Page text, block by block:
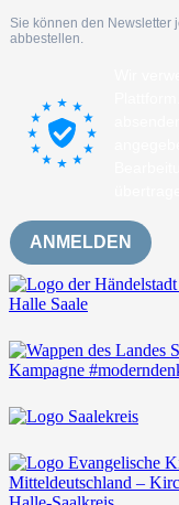
Sie können den Newsletter
abbestellen.
ANMELDEN